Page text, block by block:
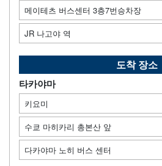
메이테츠 버스센터 3층7번승차장
JR 나고야 역
도착 장소
타카야마
키요미
수쿄 마히카리 총본산 앞
다카야마 노히 버스 센터